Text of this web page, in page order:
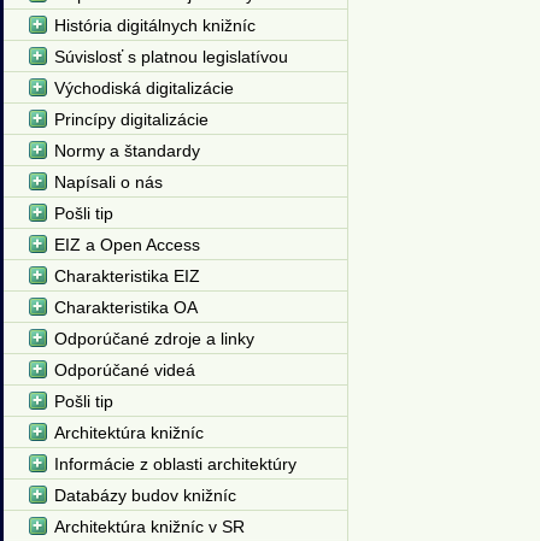
História digitálnych knižníc
Súvislosť s platnou legislatívou
Východiská digitalizácie
Princípy digitalizácie
Normy a štandardy
Napísali o nás
Pošli tip
EIZ a Open Access
Charakteristika EIZ
Charakteristika OA
Odporúčané zdroje a linky
Odporúčané videá
Pošli tip
Architektúra knižníc
Informácie z oblasti architektúry
Databázy budov knižníc
Architektúra knižníc v SR